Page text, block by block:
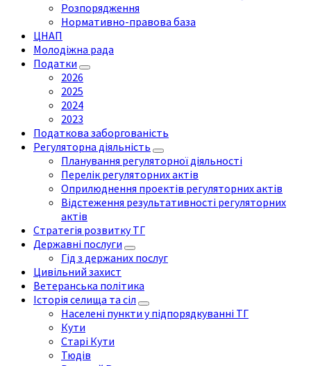
Розпорядження
Нормативно-правова база
ЦНАП
Молодіжна рада
Податки
2026
2025
2024
2023
Податкова заборгованість
Регуляторна діяльність
Планування регуляторної діяльності
Перелік регуляторних актів
Оприлюднення проектів регуляторних актів
Відстеження результативності регуляторних
актів
Стратегія розвитку ТГ
Державні послуги
Гід з держаних послуг
Цивільний захист
Ветеранська політика
Історія селища та сіл
Населені пункти у підпорядкуванні ТГ
Кути
Старі Кути
Тюдів